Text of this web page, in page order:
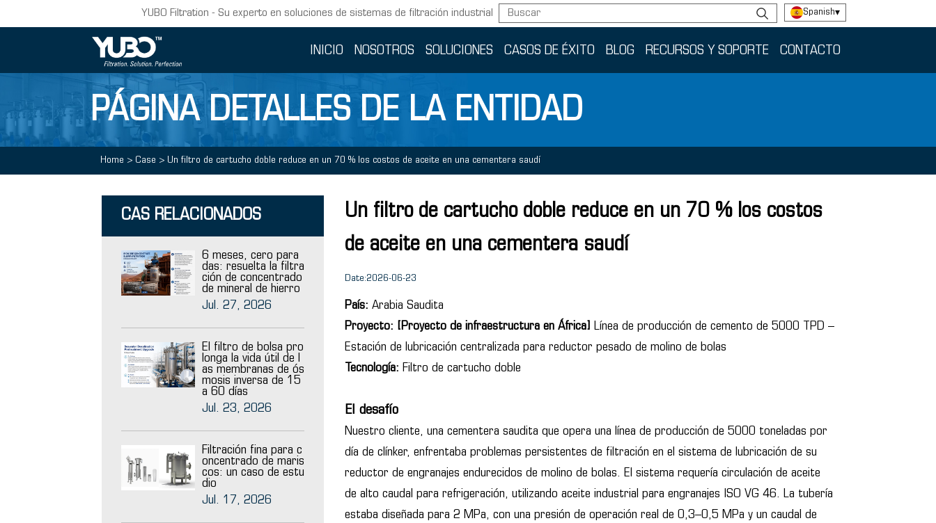
YUBO Filtration - Su experto en soluciones de sistemas de filtración industrial Spanish▾
INICIO NOSOTROS SOLUCIONES CASOS DE ÉXITO BLOG RECURSOS Y SOPORTE CONTACTO
PÁGINA DETALLES DE LA ENTIDAD
Home > Case > Un filtro de cartucho doble reduce en un 70 % los costos de aceite en una cementera saudí
Un filtro de cartucho doble reduce en un 70 % los costos
de aceite en una cementera saudí
Date:2026-06-23
País: Arabia Saudita
Proyecto: [Proyecto de infraestructura en África] Línea de producción de cemento de 5000 TPD –
Estación de lubricación centralizada para reductor pesado de molino de bolas
Tecnología: Filtro de cartucho doble
El desafío
Nuestro cliente, una cementera saudita que opera una línea de producción de 5000 toneladas por
día de clínker, enfrentaba problemas persistentes de filtración en el sistema de lubricación de su
reductor de engranajes endurecidos de molino de bolas. El sistema requería circulación de aceite
de alto caudal para refrigeración, utilizando aceite industrial para engranajes ISO VG 46. La tubería
estaba diseñada para 2 MPa, con una presión de operación real de 0,3–0,5 MPa y un caudal de
CAS RELACIONADOS
6 meses, cero para
das: resuelta la filtra
ción de concentrado
de mineral de hierro
Jul. 27, 2026
El filtro de bolsa pro
longa la vida útil de l
as membranas de ós
mosis inversa de 15
a 60 días
Jul. 23, 2026
Filtración fina para c
oncentrado de maris
cos: un caso de estu
dio
Jul. 17, 2026